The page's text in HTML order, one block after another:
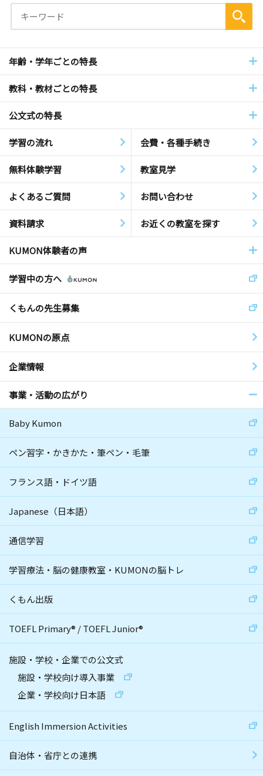
年齢・学年ごとの特長
教科・教材ごとの特長
公文式の特長
学習の流れ 会費・各種手続き
無料体験学習 教室見学
よくあるご質問 お問い合わせ
資料請求 お近くの教室を探す
KUMON体験者の声
学習中の方へ
くもんの先生募集
KUMONの原点
企業情報
事業・活動の広がり
Baby Kumon
ペン習字・かきかた・筆ペン・毛筆
フランス語・ドイツ語
Japanese（日本語）
通信学習
学習療法・脳の健康教室・KUMONの脳トレ
くもん出版
TOEFL Primary® /TOEFL Junior®
施設・学校・企業での公文式
施設・学校向け導入事業
企業・学校向け日本語
English Immersion Activities
自治体・省庁との連携